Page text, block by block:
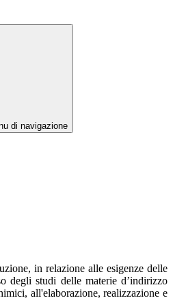
di navigazione
in relazione alle esigenze delle
degli studi delle materie d’indirizzo
all'elaborazione, realizzazione e